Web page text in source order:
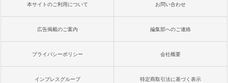
本サイトのご利用について お問い合わせ
広告掲載のご案内 編集部へのご連絡
プライバシーポリシー 会社概要
インプレスグループ 特定商取引法に基づく表示